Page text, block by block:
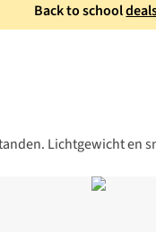
Back to school
Lichtgewicht en